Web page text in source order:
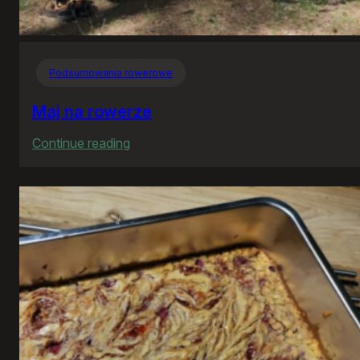
Podsumowania rowerowe
Maj na rowerze
Continue reading
na
rowerze